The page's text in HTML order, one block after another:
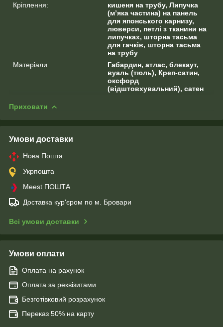
Кріплення:
кишеня на трубу, Липучка
(м’яка частина) на панель
для японського карнизу,
люверси, петлі з тканини на
липучках, шторна тасьма
для гачків, шторна тасьма
на трубу
Матеріали
Габардин, атлас, блекаут,
вуаль (тюль), Креп-сатин,
оксфорд
(відштовхувальний), сатен
Приховати
Умови доставки
Нова Пошта
Укрпошта
Meest ПОШТА
Доставка кур'єром по м. Бровари
Всі умови доставки
Умови оплати
Оплата на рахунок
Оплата за реквізитами
Безготівковий розрахунок
Переказ 50% на карту